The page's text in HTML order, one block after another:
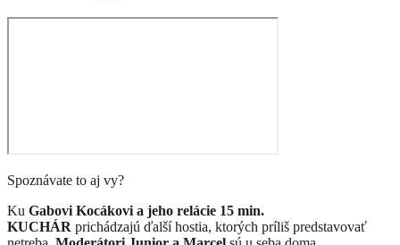
Spoznávate to aj vy?
Ku Gabovi Kocákovi a jeho relácie 15 min.
KUCHÁR prichádzajú ďalší hostia, ktorých príliš predstavovať